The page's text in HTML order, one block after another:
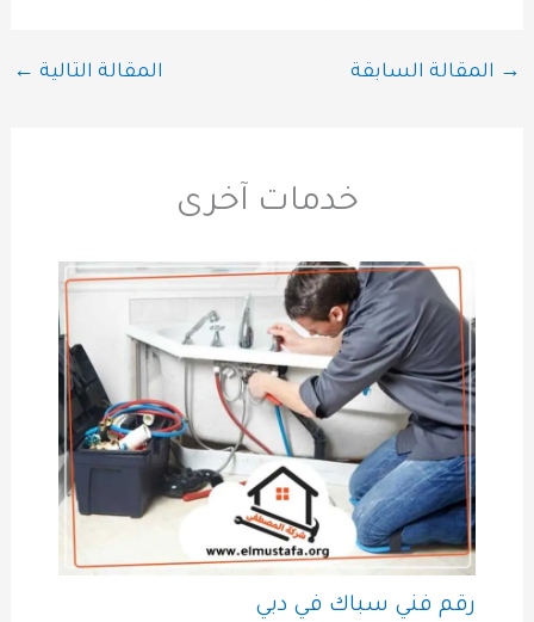
→ المقالة السابقة المقالة التالية ←
خدمات آخرى
رقم فني سباك في دبي